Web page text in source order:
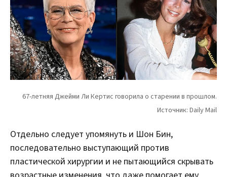
Отдельно следует упомянуть и Шон Бин,
последовательно выступающий против
пластической хирургии и не пытающийся скрывать